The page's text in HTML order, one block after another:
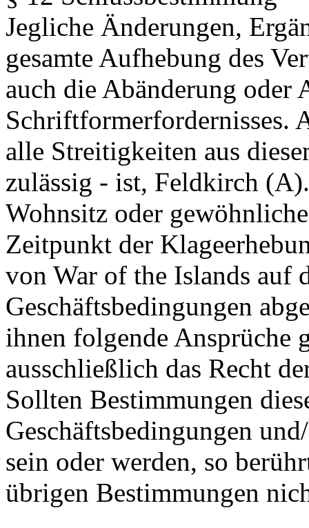
Jegliche Änderungen,
gesamte Aufhebung des
auch die Abänderung oder
Schriftformerfordernisses.
alle Streitigkeiten aus
zulässig - ist, Feldkirch
Wohnsitz oder
Zeitpunkt der
von War of the Islands auf
Geschäftsbedingungen
ihnen folgende Ansprüche
ausschließlich das Recht
Sollten Bestimmungen
Geschäftsbedingungen
sein oder werden, so
übrigen Bestimmungen